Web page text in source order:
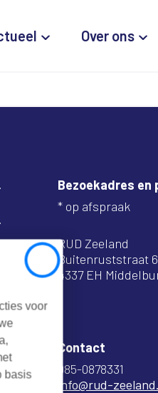
Close
voor
basis
Over ons
Bezoekadres en
* op afspraak
RUD Zeeland
Buitenruststraat 6
4337 EH
Contact
085-0878331
info@rud-